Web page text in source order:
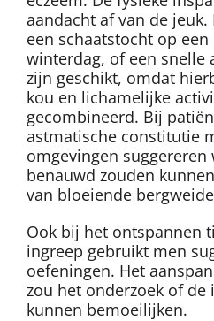
aandacht af van de
een schaatstocht op
winterdag, of een snelle
zijn geschikt, omdat
kou en lichamelijke
gecombineerd. Bij
astmatische constitutie
omgevingen suggereren
benauwd zouden
van bloeiende
Ook bij het ontspannen
ingreep gebruikt men
oefeningen. Het
zou het onderzoek of
kunnen bemoeilijken.